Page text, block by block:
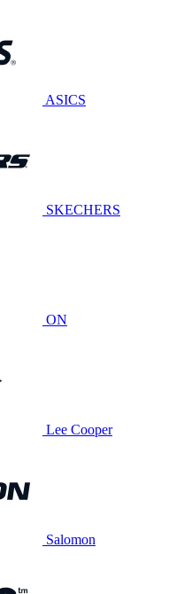
ASICS
SKECHERS
ON
Lee Cooper
Salomon